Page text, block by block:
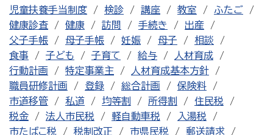
児童扶養手当制度
検診 講座 教室
ふたご
健康診査
健康 訪問 手続き
出産
父子手帳
母子手帳 妊娠 母子
相談
食事
子ども 子育て 給与
人材育成
行動計画
特定事業主
人材育成基本方針
職員研修計画
登録 総合計画
保険料
市道移管
私道 均等割 所得割
住民税
税金
法人市民税 軽自動車税
入湯税
市たばこ税
税制改正 市県民税
郵送請求